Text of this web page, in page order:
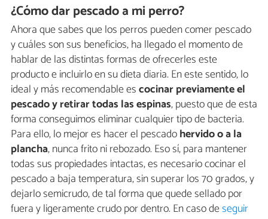
¿Cómo dar pescado a mi perro?
Ahora que sabes que los perros pueden comer pescado
y cuáles son sus beneficios, ha llegado el momento de
hablar de las distintas formas de ofrecerles este
producto e incluirlo en su dieta diaria. En este sentido, lo
ideal y más recomendable escocinar previamente el
pescado y retirar todas las espinas, puesto que de esta
forma conseguimos eliminar cualquier tipo de bacteria.
Para ello, lo mejor es hacer el pescadohervido o a la
plancha, nunca frito ni rebozado. Eso sí, para mantener
todas sus propiedades intactas, es necesario cocinar el
pescado a baja temperatura, sin superar los 70 grados, y
dejarlo semicrudo, de tal forma que quede sellado por
fuera y ligeramente crudo por dentro. En caso deseguir